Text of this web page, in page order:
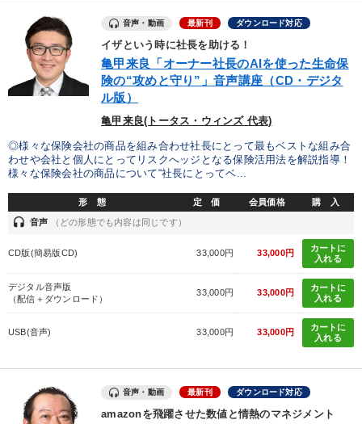
全国経営者セミナー収録〈売れ筋・人気ランキング〉＆新刊・好
評講話
組織と人を動かすマネジメント力を磨く
業績を伸ばしたい リーダーの魅力向上
経営を改善したい 経営体系を学びたい
キーワード
プロ経営者
※「更新」を押すと「カテゴリー」「目的別」「キーワード」を更新いただけます。
音声・動画 最新刊 ダウンロード対応
イザという時に社長を助ける！
亀甲来良「オーナー社長のAIを使った生命保
険の“攻めと守り”」音声講座（CD・デジタ
ル版）
亀甲来良(トータス・ウィンズ 代表)
◎様々な保険会社の商品を組み合わせ社長にとって最もベストな組み合
わせや会社と個人にとってリスクへッジとなる保険活用法を解説指導！
様々な保険会社の商品について“社長にとってベ...
形 態 定 価 会員価格 購 入
headset 音声 （どの形態でも内容は同じです）
CD版(簡易版CD) 33,000円 33,000円
カートに
入れる
デジタル音声版
（配信＋ダウンロード）
33,000円 33,000円
カートに
入れる
USB(音声) 33,000円 33,000円
カートに
入れる
音声・動画 最新刊 ダウンロード対応
amazonを飛躍させた数値と情熱のマネジメント